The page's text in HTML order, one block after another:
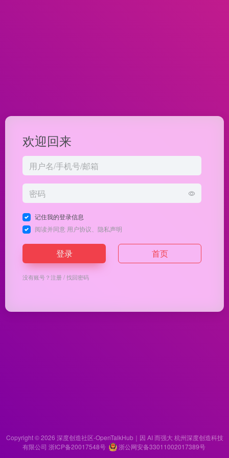
欢迎回来
记住我的登录信息
阅读并同意 用户协议 隐私声明
登录 首页
没有账号？注册/找回密码
Copyright © 2026 深度创造社区-OpenTalkHub｜因 AI 而强大 杭州深度创造科技
有限公司 浙ICP备20017548号
浙公网安备33011002017389号